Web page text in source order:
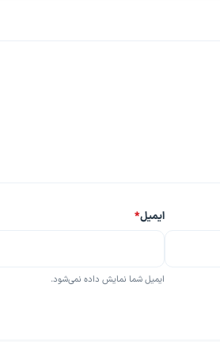
ایمیل*
ایمیل شما نمایش داده نمی‌شود.